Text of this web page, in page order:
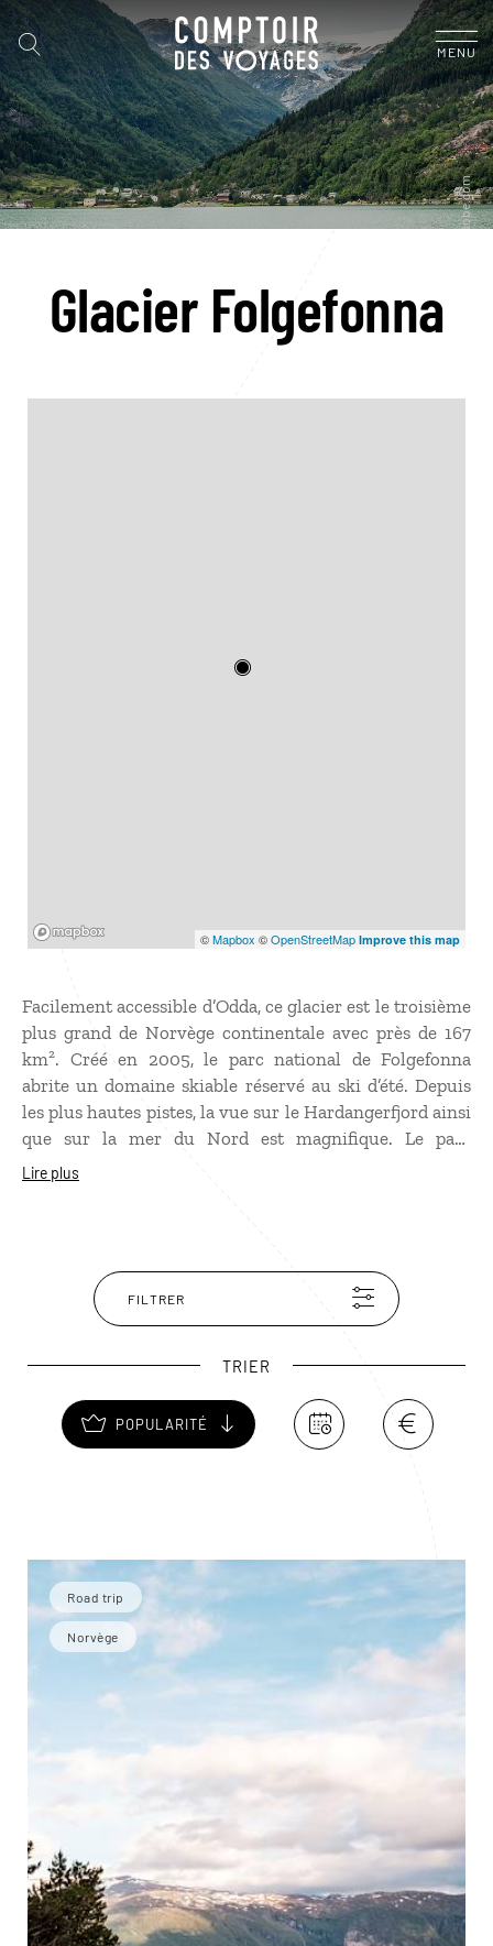
MENU
Glacier Folgefonna
©Mapbox ©OpenStreetMap Improve this map
Facilement accessible d’Odda, ce glacier est le troisième
plus grand de Norvège continentale avec près de 167
km². Créé en 2005, le parc national de Folgefonna
abrite un domaine skiable réservé au ski d’été. Depuis
les plus hautes pistes, la vue sur le Hardangerfjord ainsi
que sur la mer du Nord est magnifique. Le parc
national de Folgefonna est également une destination
Lire plus
FILTRER
TRIER
POPULARITÉ
Road trip
Norvège